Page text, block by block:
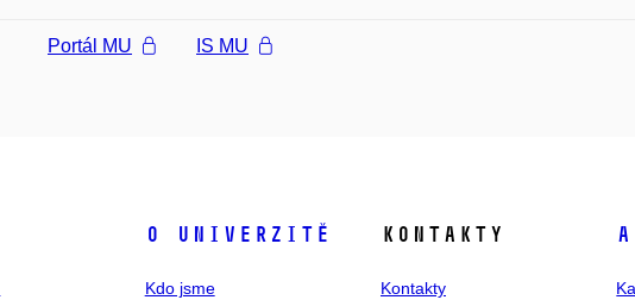
Portál MU IS MU
O univerzitě
Kdo jsme
Kontakty
Kontakty